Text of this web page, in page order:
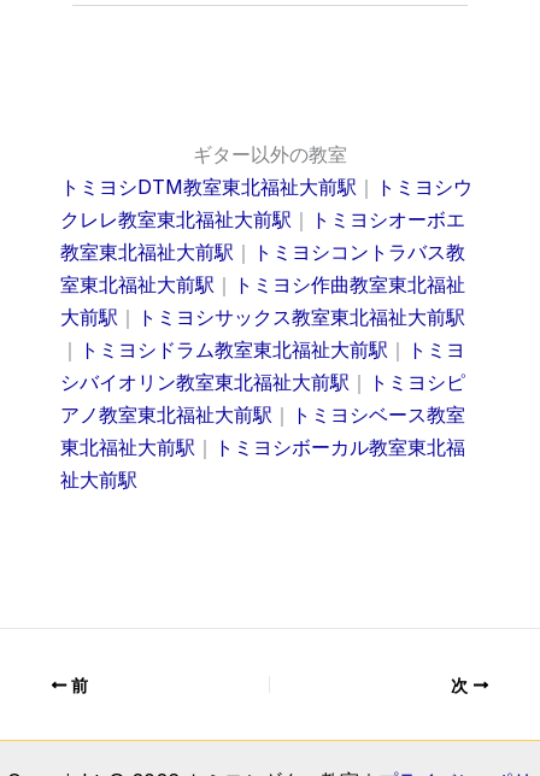
ギター以外の教室
トミヨシDTM教室東北福祉大前駅 ｜ トミヨシウ
クレレ教室東北福祉大前駅 ｜ トミヨシオーボエ
教室東北福祉大前駅 ｜ トミヨシコントラバス教
室東北福祉大前駅 ｜ トミヨシ作曲教室東北福祉
大前駅 ｜ トミヨシサックス教室東北福祉大前駅
｜ トミヨシドラム教室東北福祉大前駅 ｜ トミヨ
シバイオリン教室東北福祉大前駅 ｜ トミヨシピ
アノ教室東北福祉大前駅 ｜ トミヨシベース教室
東北福祉大前駅 ｜ トミヨシボーカル教室東北福
祉大前駅
前 次